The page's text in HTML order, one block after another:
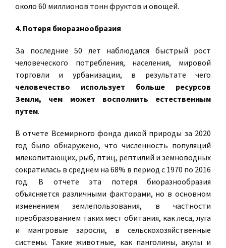
около 60 миллионов тонн фруктов и овощей.
4. Потеря биоразнообразия
За последние 50 лет наблюдался быстрый рост
человеческого потребления, населения, мировой
торговли и урбанизации, в результате чего
человечество использует больше ресурсов
Земли, чем может восполнить естественным
путем.
В отчете Всемирного фонда дикой природы за 2020
год было обнаружено, что численность популяций
млекопитающих, рыб, птиц, рептилий и земноводных
сократилась в среднем на 68% в период с 1970 по 2016
год. В отчете эта потеря биоразнообразия
объясняется различными факторами, но в основном
изменением землепользования, в частности
преобразованием таких мест обитания, как леса, луга
и мангровые заросли, в сельскохозяйственные
системы. Такие животные, как панголины, акулы и